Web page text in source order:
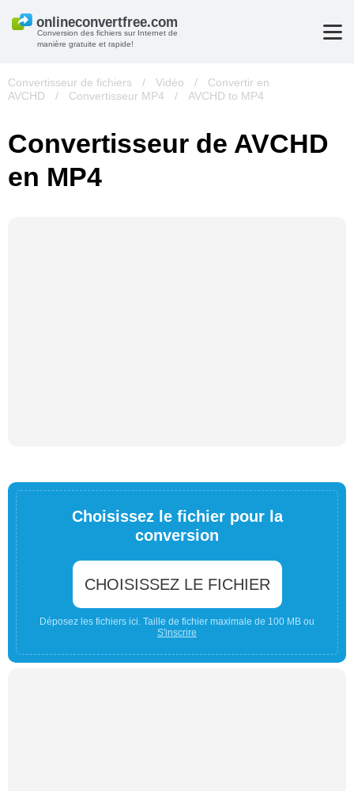
Conversion des fichiers sur Internet de
manière gratuite et rapide!
Convertisseur de fichiers / Vidéo /
Convertir en
AVCHD
/ Convertisseur MP4 / AVCHD to MP4
Convertisseur de AVCHD
en MP4
Choisissez le fichier pour la
conversion
CHOISISSEZ LE FICHIER
Déposez les fichiers ici. Taille de fichier maximale de 100 MB ou
S'inscrire